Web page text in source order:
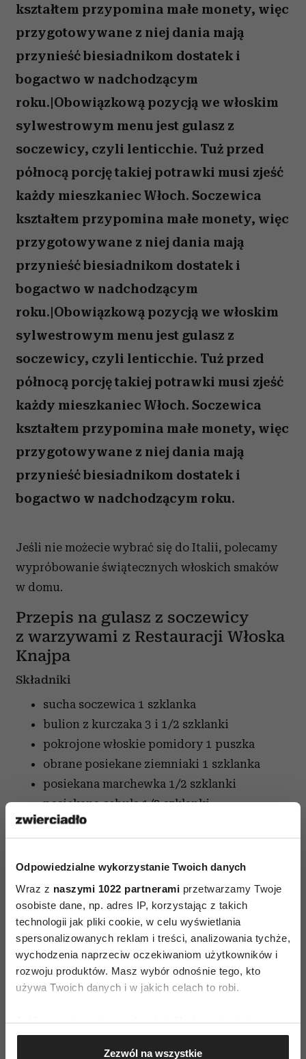
Odpowiedzialne wykorzystanie Twoich danych
Wraz z naszymi 1022 partnerami przetwarzamy Twoje
osobiste dane, np. adres IP, korzystając z takich
technologii jak pliki cookie, w celu wyświetlania
spersonalizowanych reklam i treści, analizowania tychże,
wychodzenia naprzeciw oczekiwaniom użytkowników i
rozwoju produktów. Masz wybór odnośnie tego, kto
używa Twoich danych i w jakich celach to robi.
Jeśli wyrazisz na to zgodę, chcielibyśmy również:
Gromadzić dane dotyczące Twojej lokalizacji
geograficznej z dokładnością nawet do kilku metrów
Zezwól na wszystkie
kształtem przypomina małe monety, więc
przygotowywane z niej dania mają
przynieść biesiadnikom dostatek i
bogactwo w nadchodzącym
roku.|Obowiązkową pozycją we włoskim
sylwestrowym menu jest gulasz z
soczewicy, czyli lenticchie. Tuż przed
północą porcję takiej potrawki musi zjeść
każdy mieszkaniec Włoch. Soczewica
kształtem przypomina małe monety, więc
przygotowywane z niej dania mają
przynieść biesiadnikom dostatek i
bogactwo w nadchodzącym
roku.|Obowiązkową pozycją we włoskim
sylwestrowym menu jest gulasz z
soczewicy, czyli lenticchie. Tuż przed
północą porcję takiej potrawki musi zjeść
każdy mieszkaniec Włoch. Soczewica
kształtem przypomina małe monety, więc
przygotowywane z niej dania mają
przynieść biesiadnikom dostatek i
bogactwo w nadchodzącym roku.
Jeśli nie możecie wybrać się do Italii, polecamy
wypróbowanie świątecznych włoskich smaków
w domu.
Przepis na gulasz z soczewicy
z warzywami z Restauracji Włoska
Knajpa
Składniki
sucha soczewica 1 szklanka
bulion z kurczaka 3 i 1/2 szklanki
pokrojone włoskie pomidory 1 puszka
obrane posiekane ziemniaki 1 szklanka
posiekana marchewka 1/2 szklanki
posiekana cebula 1/2 szklanki
posiekanego selera
suszona pietruszka 1 łyżka
suszona bazylia
1 łyżka
czosnek
1 rozgnieciony ząbek
pieprz szczypta
Sposób przygotowania
Opłucz i osusz soczewicę.
soczewicę, bulion z kurczaka, pomidory,
ziemniaki, marchew, seler, pietruszkę,